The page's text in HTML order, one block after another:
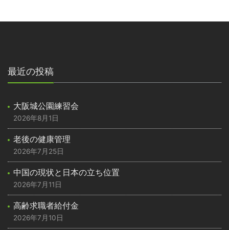
最近の投稿
大阪城公園練習会
2026年8月1日
老後の健康管理
2026年7月25日
中国の現状と日本の立ち位置
2026年7月11日
高齢求職者給付金
2026年7月10日